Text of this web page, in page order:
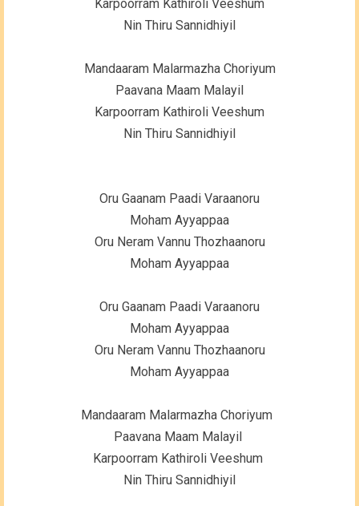
Karpoorram Kathiroli Veeshum
Nin Thiru Sannidhiyil
Mandaaram Malarmazha Choriyum
Paavana Maam Malayil
Karpoorram Kathiroli Veeshum
Nin Thiru Sannidhiyil
Oru Gaanam Paadi Varaanoru
Moham Ayyappaa
Oru Neram Vannu Thozhaanoru
Moham Ayyappaa
Oru Gaanam Paadi Varaanoru
Moham Ayyappaa
Oru Neram Vannu Thozhaanoru
Moham Ayyappaa
Mandaaram Malarmazha Choriyum
Paavana Maam Malayil
Karpoorram Kathiroli Veeshum
Nin Thiru Sannidhiyil